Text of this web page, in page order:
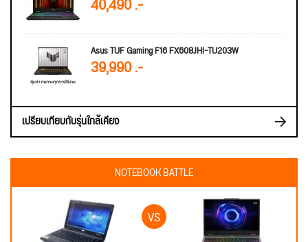
Asus TUF Gaming F16 FX608JHI-TU203W
39,990 .-
เปรียบเทียบกับรุ่นใกล้เคียง
NOTEBOOK BATTLE